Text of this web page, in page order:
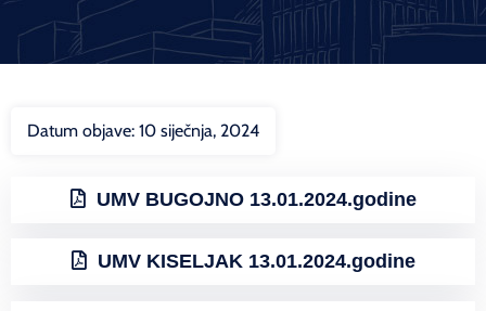
Datum objave: 10 siječnja, 2024
UMV BUGOJNO 13.01.2024.godine
UMV KISELJAK 13.01.2024.godine